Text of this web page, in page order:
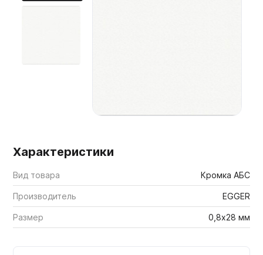
Характеристики
Вид товара Кромка АБС
Производитель EGGER
Размер 0,8х28 мм